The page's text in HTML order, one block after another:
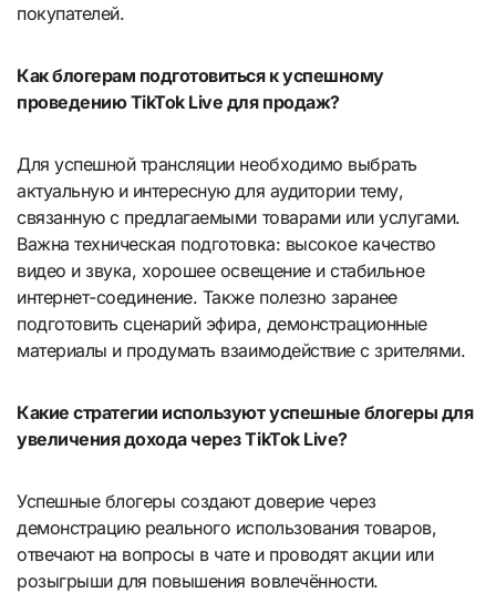
покупателей.
Как блогерам подготовиться к успешному
проведению TikTok Live для продаж?
Для успешной трансляции необходимо выбрать
актуальную и интересную для аудитории тему,
связанную с предлагаемыми товарами или услугами.
Важна техническая подготовка: высокое качество
видео и звука, хорошее освещение и стабильное
интернет-соединение. Также полезно заранее
подготовить сценарий эфира, демонстрационные
материалы и продумать взаимодействие с зрителями.
Какие стратегии используют успешные блогеры для
увеличения дохода через TikTok Live?
Успешные блогеры создают доверие через
демонстрацию реального использования товаров,
отвечают на вопросы в чате и проводят акции или
розыгрыши для повышения вовлечённости.